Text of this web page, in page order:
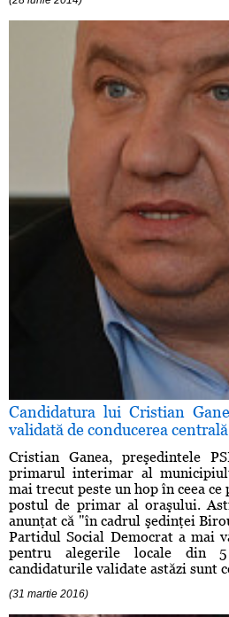
Candidatura lui Cristian
validată de conducerea centrală
Cristian Ganea, preşedintele
primarul interimar al
mai trecut peste un hop în ceea
postul de primar al oraşului.
anunţat că "în cadrul şedinţei
Partidul Social Democrat a mai
pentru alegerile locale din
candidaturile validate astăzi sunt
(31 martie 2016)